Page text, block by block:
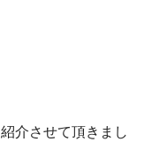
介させて頂きまし